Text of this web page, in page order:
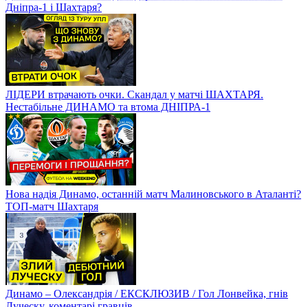
Лідерство ДНІПРА-1 і ШАХТАРЯ, поразки ДИНАМО,
несподівана ЗОРЯ. Сенсаційні матчі УПЛ
Динамо наближається до лідерів УПЛ! Чемпіонський матч
Дніпра-1 і Шахтаря?
ЛІДЕРИ втрачають очки. Скандал у матчі ШАХТАРЯ.
Нестабільне ДИНАМО та втома ДНІПРА-1